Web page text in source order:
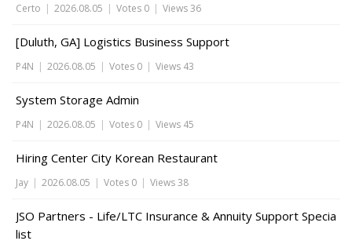
Certo | 2026.08.05 | Votes 0 | Views 36
[Duluth, GA] Logistics Business Support
P4N | 2026.08.05 | Votes 0 | Views 43
System Storage Admin
P4N | 2026.08.05 | Votes 0 | Views 45
Hiring Center City Korean Restaurant
Jay | 2026.08.05 | Votes 0 | Views 38
JSO Partners - Life/LTC Insurance & Annuity Support Specia
list